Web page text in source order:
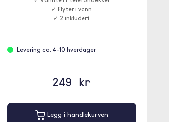
✓ Flyter i vann
✓ 2 inkludert
Levering ca. 4-10 hverdager
249 kr
Legg i handlekurven